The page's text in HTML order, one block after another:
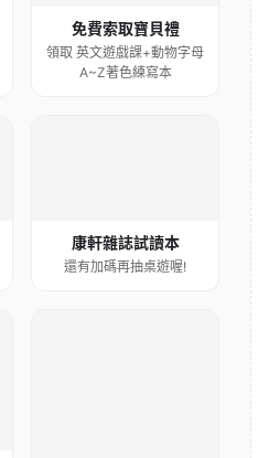
免費索取寶貝禮
領取 英文遊戲課+動物字母
A~Z著色練寫本
康軒雜誌試讀本
還有加碼再抽桌遊喔!